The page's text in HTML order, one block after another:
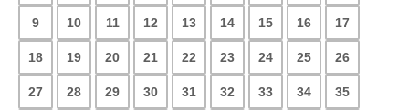
9 10 11 12 13 14 15 16 17
18 19 20 21 22 23 24 25 26
27 28 29 30 31 32 33 34 35